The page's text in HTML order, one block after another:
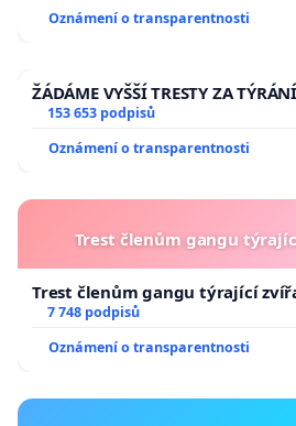
Oznámení o transparentnosti
ŽÁDÁME VYŠŠÍ TRESTY ZA
153 653 podpisů
Oznámení o transparentnosti
Trest členům gangu
Trest členům gangu týrající
7 748 podpisů
Oznámení o transparentnosti